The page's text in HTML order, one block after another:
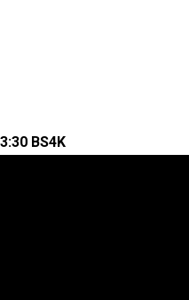
BS4K